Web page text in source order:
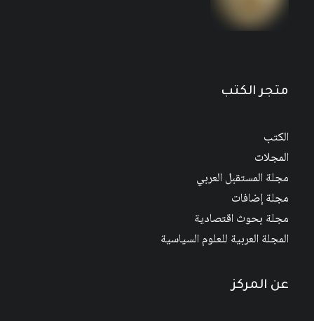
متجر الكتب
الكتب
المجلات
مجلة المستقبل العربي
مجلة إضافات
مجلة بحوث اقتصادية
المجلة العربية للعلوم السياسية
عن المركز